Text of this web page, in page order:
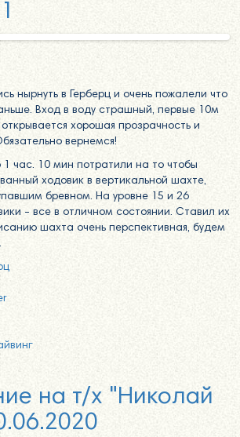
нырнуть в Герберц и очень пожалели что
Вход в воду страшный, первые 10м
хорошая прозрачность и
вернемся!
1 час. 10 мин потратили на то чтобы
ходовик в вертикальной шахте,
бревном. На уровне 15 и 26
- все в отличном состоянии. Ставил их
шахта очень перспективная, будем
на т/х "Николай